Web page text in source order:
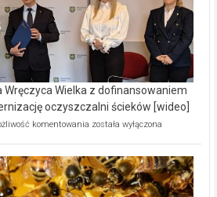
Wręczyca Wielka z dofinansowaniem
oczyszczalni ścieków [wideo]
komentowania Ekologiczne
Wręczyca
Wielka
z
została wyłączona